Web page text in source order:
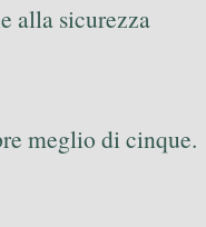
alla sicurezza
meglio di cinque.